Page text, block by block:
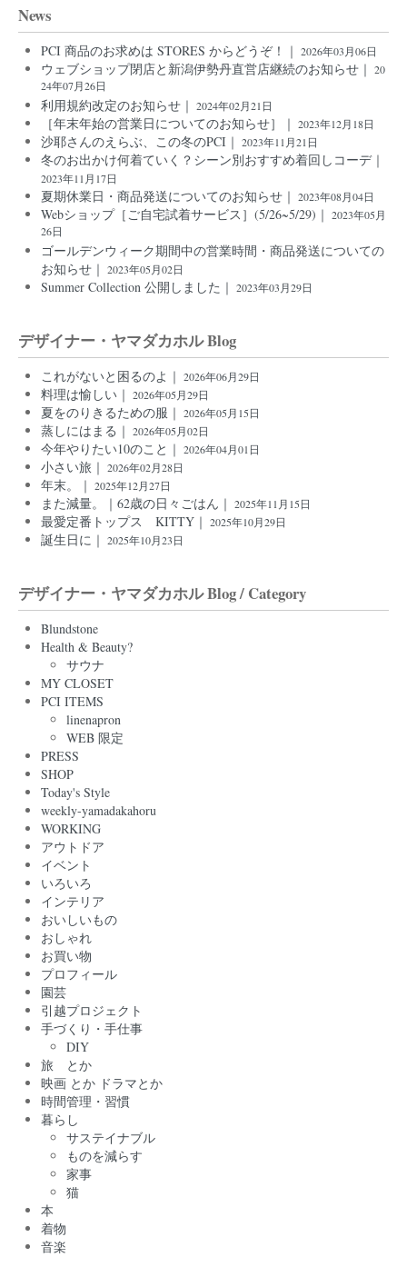
News
PCI 商品のお求めは STORES からどうぞ！｜ 2026年03月06日
ウェブショップ閉店と新潟伊勢丹直営店継続のお知らせ｜ 20
24年07月26日
利用規約改定のお知らせ｜ 2024年02月21日
［年末年始の営業日についてのお知らせ］｜ 2023年12月18日
沙耶さんのえらぶ、この冬のPCI｜ 2023年11月21日
冬のお出かけ何着ていく？シーン別おすすめ着回しコーデ｜
2023年11月17日
夏期休業日・商品発送についてのお知らせ｜ 2023年08月04日
Webショップ［ご自宅試着サービス］(5/26~5/29)｜ 2023年05月
26日
ゴールデンウィーク期間中の営業時間・商品発送についての
お知らせ｜ 2023年05月02日
Summer Collection 公開しました｜ 2023年03月29日
デザイナー・ヤマダカホル Blog
これがないと困るのよ｜ 2026年06月29日
料理は愉しい｜ 2026年05月29日
夏をのりきるための服｜ 2026年05月15日
蒸しにはまる｜ 2026年05月02日
今年やりたい10のこと｜ 2026年04月01日
小さい旅｜ 2026年02月28日
年末。｜ 2025年12月27日
また減量。｜62歳の日々ごはん｜ 2025年11月15日
最愛定番トップス KITTY｜ 2025年10月29日
誕生日に｜ 2025年10月23日
デザイナー・ヤマダカホル Blog / Category
Blundstone
Health & Beauty?
サウナ
MY CLOSET
PCI ITEMS
linenapron
WEB 限定
PRESS
SHOP
Today's Style
weekly-yamadakahoru
WORKING
アウトドア
イベント
いろいろ
インテリア
おいしいもの
おしゃれ
お買い物
プロフィール
園芸
引越プロジェクト
手づくり・手仕事
DIY
旅 とか
映画 とか ドラマとか
時間管理・習慣
暮らし
サステイナブル
ものを減らす
家事
猫
本
着物
音楽